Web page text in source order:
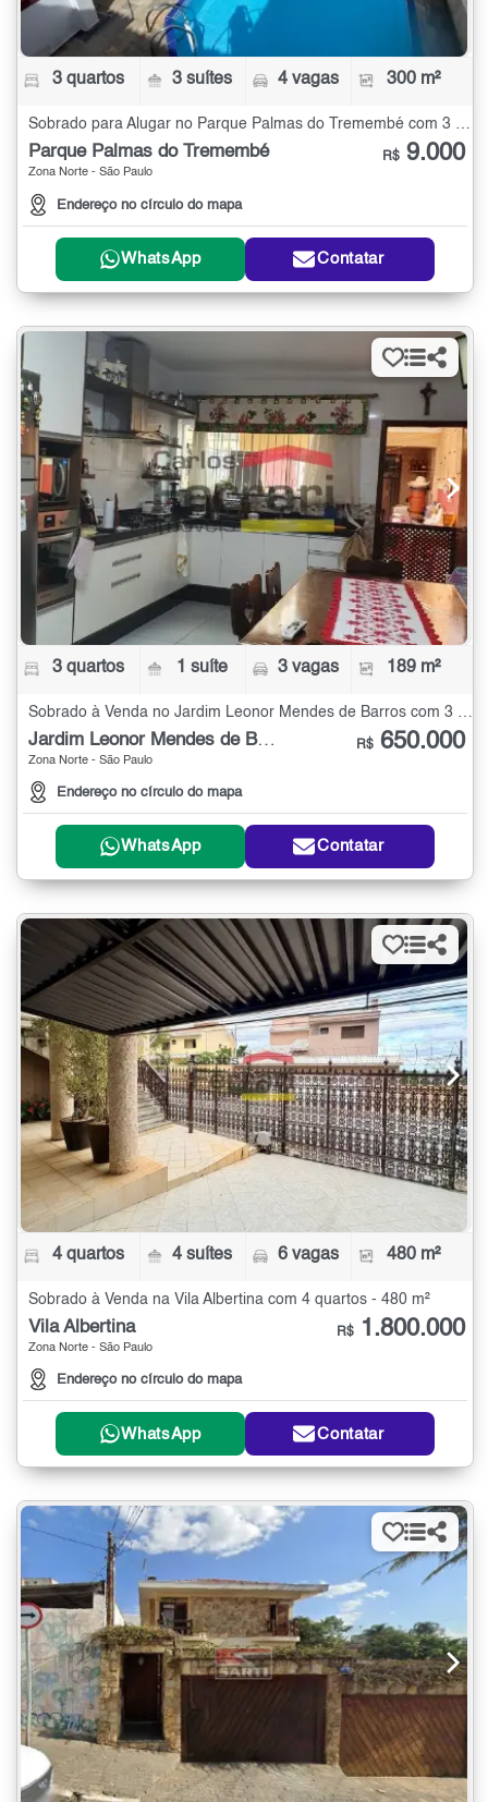
3 quartos 3 suítes 4 vagas 300 m²
Sobrado para Alugar no Parque Palmas do Tremembé com 3 quartos - 300 m²
Parque Palmas do Tremembé
Zona Norte - São Paulo
Endereço no círculo do mapa
R$ 9.000
WhatsApp Contatar
3 quartos 1 suíte 3 vagas 189 m²
Jardim Leonor Mendes de Barros
Zona Norte - São Paulo
Endereço no círculo do mapa
R$ 650.000
WhatsApp Contatar
4 quartos 4 suítes 6 vagas 480 m²
Sobrado à Venda na Vila Albertina com 4 quartos - 480 m²
Vila Albertina
Zona Norte - São Paulo
Endereço no círculo do mapa
R$ 1.800.000
WhatsApp Contatar